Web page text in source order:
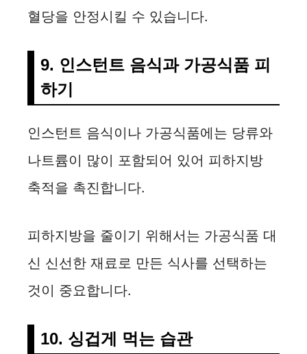
혈당을 안정시킬 수 있습니다.
9. 인스턴트 음식과 가공식품 피
하기
인스턴트 음식이나 가공식품에는 당류와
나트륨이 많이 포함되어 있어 피하지방
축적을 촉진합니다.
피하지방을 줄이기 위해서는 가공식품 대
신 신선한 재료로 만든 식사를 선택하는
것이 중요합니다.
10. 싱겁게 먹는 습관